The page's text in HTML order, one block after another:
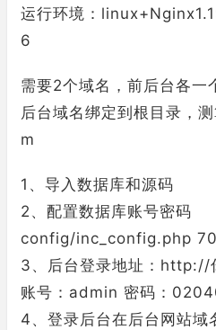
运行环境：
6
需要2个域名，前后台各一
后台域名绑定到根目录，
m
1、导入数据库和源码
2、配置数据库账号密码
config/inc_config.php
3、后台登录地址：http://
账号：admin 密码：
4、登录后台在后台网站域